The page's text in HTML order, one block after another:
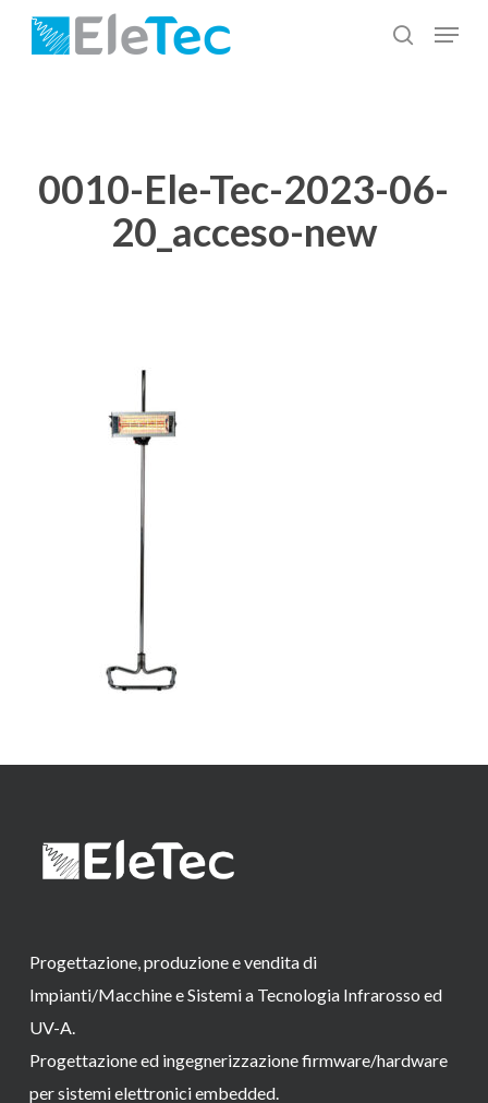
Salta
cerca
Menu
0010-Ele-Tec-2023-06-
20_acceso-new
Progettazione, produzione e vendita di
Impianti/Macchine e Sistemi a Tecnologia Infrarosso ed
UV-A.
Progettazione ed ingegnerizzazione firmware/hardware
per sistemi elettronici embedded.